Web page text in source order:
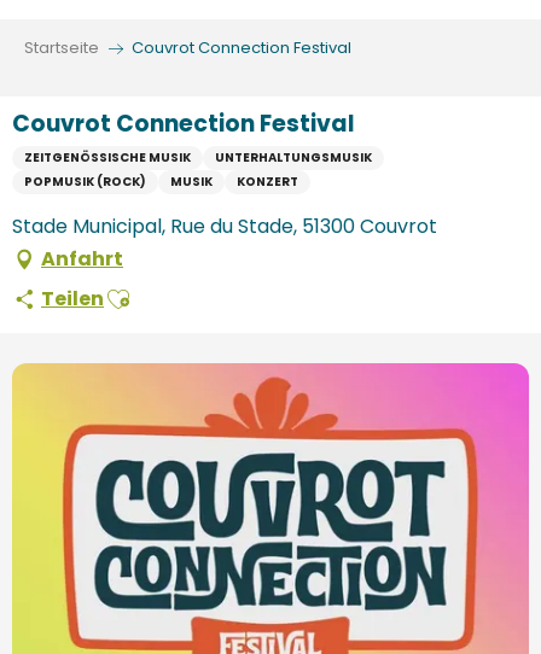
Startseite Couvrot Connection Festival
Couvrot Connection Festival
ZEITGENÖSSISCHE MUSIK
UNTERHALTUNGSMUSIK
POPMUSIK (ROCK)
MUSIK KONZERT
Stade Municipal, Rue du Stade, 51300 Couvrot
Anfahrt
TeilenAjouter aux favoris